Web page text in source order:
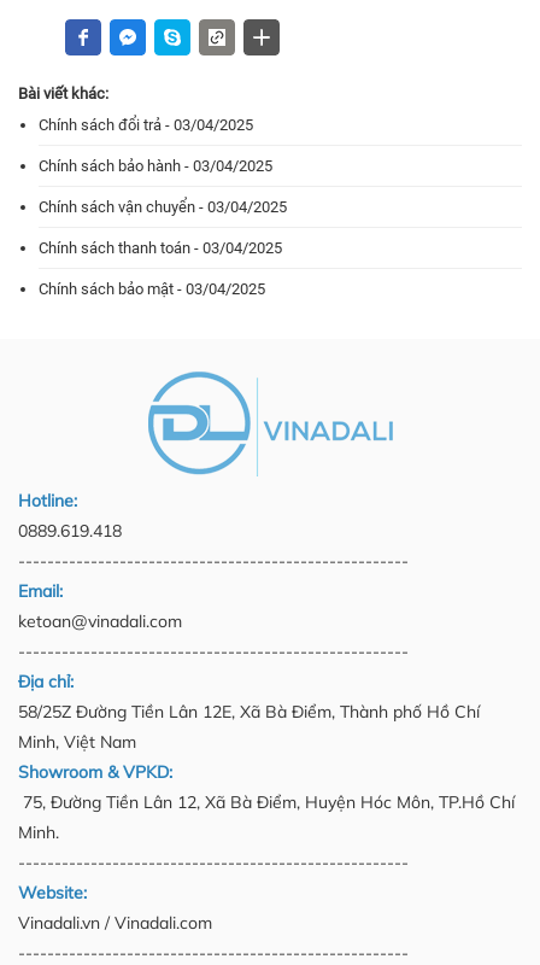
Bài viết khác:
Chính sách đổi trả - 03/04/2025
Chính sách bảo hành - 03/04/2025
Chính sách vận chuyển - 03/04/2025
Chính sách thanh toán - 03/04/2025
Chính sách bảo mật - 03/04/2025
Hotline:
0889.619.418
------------------------------------------------------
Email:
ketoan@vinadali.com
------------------------------------------------------
Địa chỉ:
58/25Z Đường Tiền Lân 12E, Xã Bà Điểm, Thành phố Hồ Chí
Minh, Việt Nam
Showroom & VPKD:
75, Đường Tiền Lân 12, Xã Bà Điểm, Huyện Hóc Môn, TP.Hồ Chí
Minh.
------------------------------------------------------
Website:
Vinadali.vn / Vinadali.com
------------------------------------------------------